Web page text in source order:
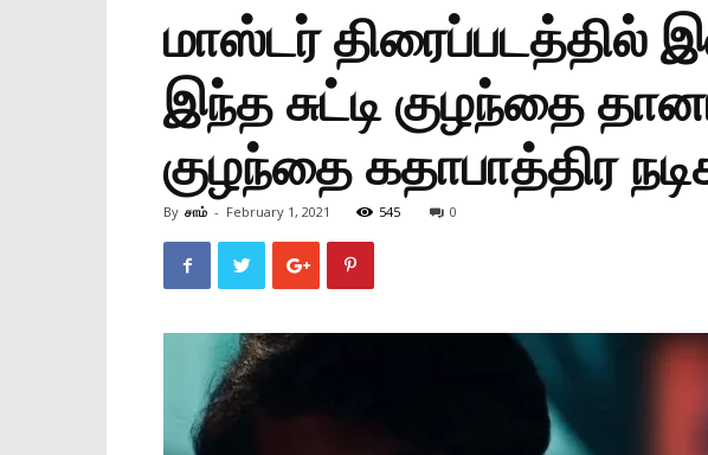
மாஸ்டர் திரைப்படத்தில்
இந்த சுட்டி குழந்தை
குழந்தை கதாபாத்திர
By சாம் - February 1, 2021 545 0